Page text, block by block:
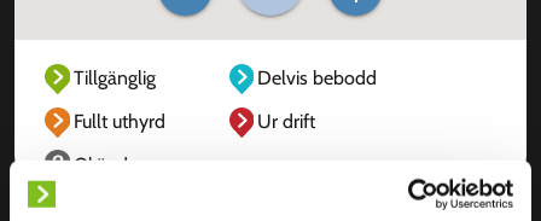
Tillgänglig
Delvis bebodd
Fullt uthyrd
Ur drift
Okänd